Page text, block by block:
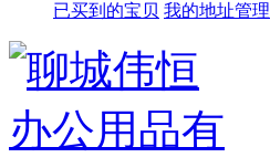
已买到的宝贝 我的地址管理